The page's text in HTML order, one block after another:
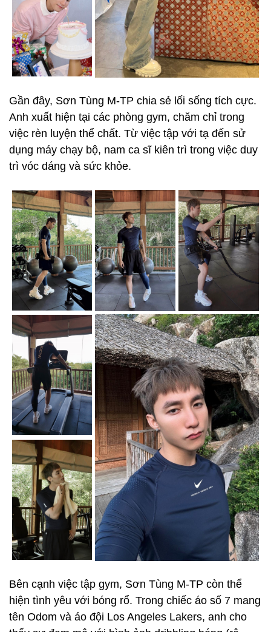
Gần đây, Sơn Tùng M-TP chia sẻ lối sống tích cực.
Anh xuất hiện tại các phòng gym, chăm chỉ trong
việc rèn luyện thể chất. Từ việc tập với tạ đến sử
dụng máy chạy bộ, nam ca sĩ kiên trì trong việc duy
trì vóc dáng và sức khỏe.
Bên cạnh việc tập gym, Sơn Tùng M-TP còn thể
hiện tình yêu với bóng rổ. Trong chiếc áo số 7 mang
tên Odom và áo đội Los Angeles Lakers, anh cho